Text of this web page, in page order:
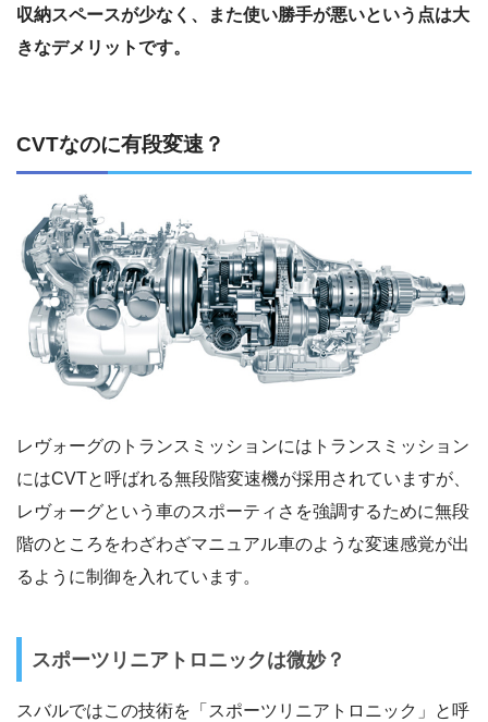
収納スペースが少なく、また使い勝手が悪いという点は大
きなデメリットです。
CVTなのに有段変速？
レヴォーグのトランスミッションにはトランスミッション
にはCVTと呼ばれる無段階変速機が採用されていますが、
レヴォーグという車のスポーティさを強調するために無段
階のところをわざわざマニュアル車のような変速感覚が出
るように制御を入れています。
スポーツリニアトロニックは微妙？
スバルではこの技術を「スポーツリニアトロニック」と呼